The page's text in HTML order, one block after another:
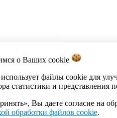
о Ваших cookie
файлы cookie для
статистики и представления
Вы даете согласие на
обработки файлов cookie.
КаталогИмпорт объявлений